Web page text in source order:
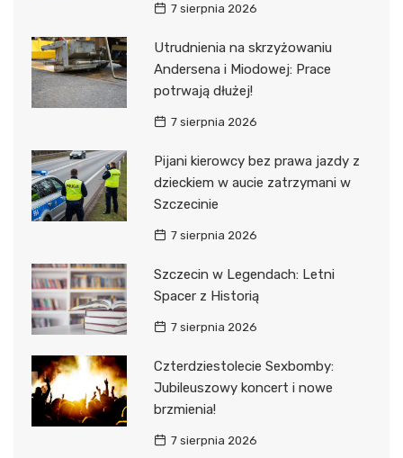
7 sierpnia 2026
Utrudnienia na skrzyżowaniu
Andersena i Miodowej: Prace
potrwają dłużej!
7 sierpnia 2026
Pijani kierowcy bez prawa jazdy z
dzieckiem w aucie zatrzymani w
Szczecinie
7 sierpnia 2026
Szczecin w Legendach: Letni
Spacer z Historią
7 sierpnia 2026
Czterdziestolecie Sexbomby:
Jubileuszowy koncert i nowe
brzmienia!
7 sierpnia 2026